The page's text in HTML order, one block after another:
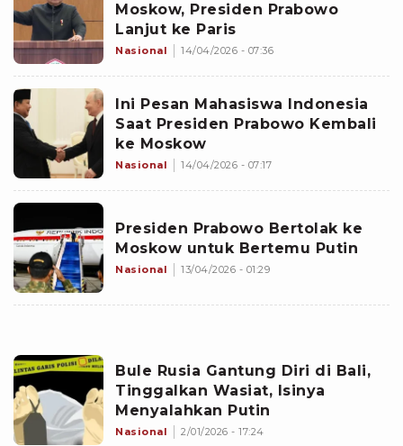
Moskow, Presiden Prabowo
Lanjut ke Paris
Nasional 14/04/2026 - 07:36
Ini Pesan Mahasiswa Indonesia
Saat Presiden Prabowo Kembali
ke Moskow
Nasional 14/04/2026 - 07:17
Presiden Prabowo Bertolak ke
Moskow untuk Bertemu Putin
Nasional 13/04/2026 - 01:29
Bule Rusia Gantung Diri di Bali,
Tinggalkan Wasiat, Isinya
Menyalahkan Putin
Nasional 2/01/2026 - 17:24